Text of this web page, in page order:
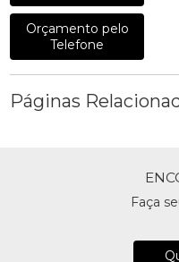
Orçamento pelo
Telefone
Páginas
Faça